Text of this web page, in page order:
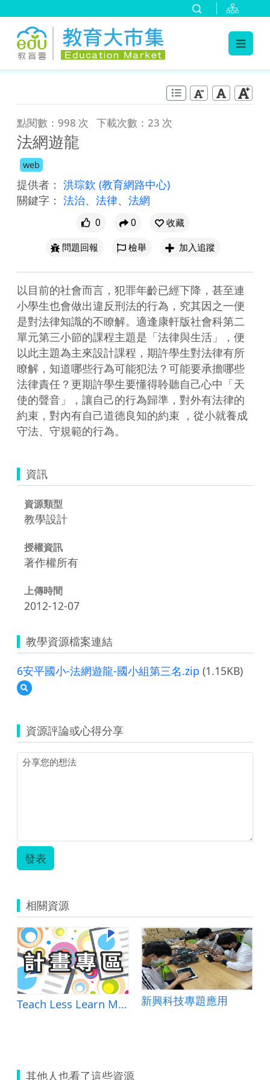
點閱數：998 次 下載次數：23 次
法網遊龍
web
提供者： 洪琮欽 (教育網路中心)
關鍵字： 法治、 法律、 法網
0 0
收藏
問題回報
檢舉 加入追蹤
以目前的社會而言，犯罪年齡已經下降，甚至連
小學生也會做出違反刑法的行為，究其因之一便
是對法律知識的不瞭解。適逢康軒版社會科第二
單元第三小節的課程主題是「法律與生活」，便
以此主題為主來設計課程，期許學生對法律有所
瞭解，知道哪些行為可能犯法？可能要承擔哪些
法律責任？更期許學生要懂得聆聽自己心中「天
使的聲音」，讓自己的行為歸準，對外有法律的
約束，對內有自己道德良知的約束 ，從小就養成
守法、守規範的行為。
資訊
資源類型
教學設計
授權資訊
著作權所有
上傳時間
2012-12-07
教學資源檔案連結
6安平國小-法網遊龍-國小組第三名.zip (1.15KB)
預
覽
平
國
小-
法
第
三
名.zip
資源評論或心得分享
發表
相關資源
Teach Less Learn More，同學你「拍、玩、滑、怪」了沒！
新興科技專題應用
其他人也看了這些資源